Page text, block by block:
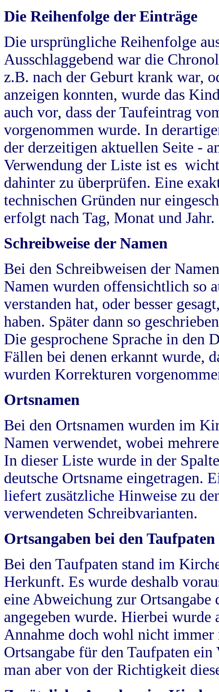
Die Reihenfolge der Einträge
Die ursprüngliche Reihenfolge
Ausschlaggebend war die
z.B. nach der Geburt krank war,
anzeigen konnten, wurde das
auch vor, dass der Taufeintrag
vorgenommen wurde. In
der derzeitigen aktuellen Seite -
Verwendung der Liste ist es
dahinter zu überprüfen. Eine
technischen Gründen nur
erfolgt nach Tag, Monat und Jahr.
Schreibweise der Namen
Bei den Schreibweisen der
Namen wurden offensichtlich so
verstanden hat, oder besser
haben. Später dann so
Die gesprochene Sprache in
Fällen bei denen erkannt wurde,
wurden Korrekturen
Ortsnamen
Bei den Ortsnamen wurden im
Namen verwendet, wobei
In dieser Liste wurde in der
deutsche Ortsname eingetragen.
liefert zusätzliche Hinweise zu
verwendeten Schreibvarianten.
Ortsangaben bei den Taufpaten
Bei den Taufpaten stand im
Herkunft. Es wurde deshalb
eine Abweichung zur
angegeben wurde. Hierbei wurde
Annahme doch wohl nicht
Ortsangabe für den Taufpaten
man aber von der Richtigkeit